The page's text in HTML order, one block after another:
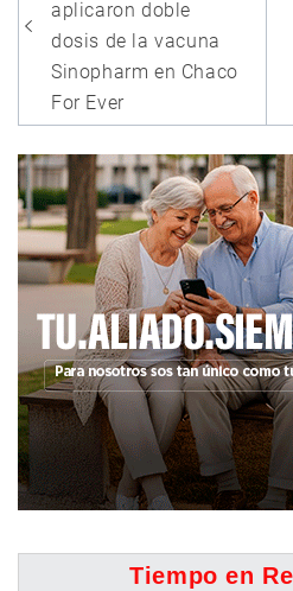
entradas
aplicaron doble
dosis de la vacuna
Sinopharm en Chaco
For Ever
Tiempo en